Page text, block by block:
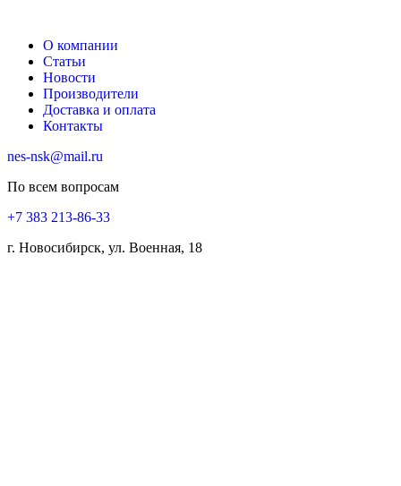
О компании
Статьи
Новости
Производители
Доставка и оплата
Контакты
nes-nsk@mail.ru
По всем вопросам
+7 383 213-86-33
г. Новосибирск, ул. Военная, 18